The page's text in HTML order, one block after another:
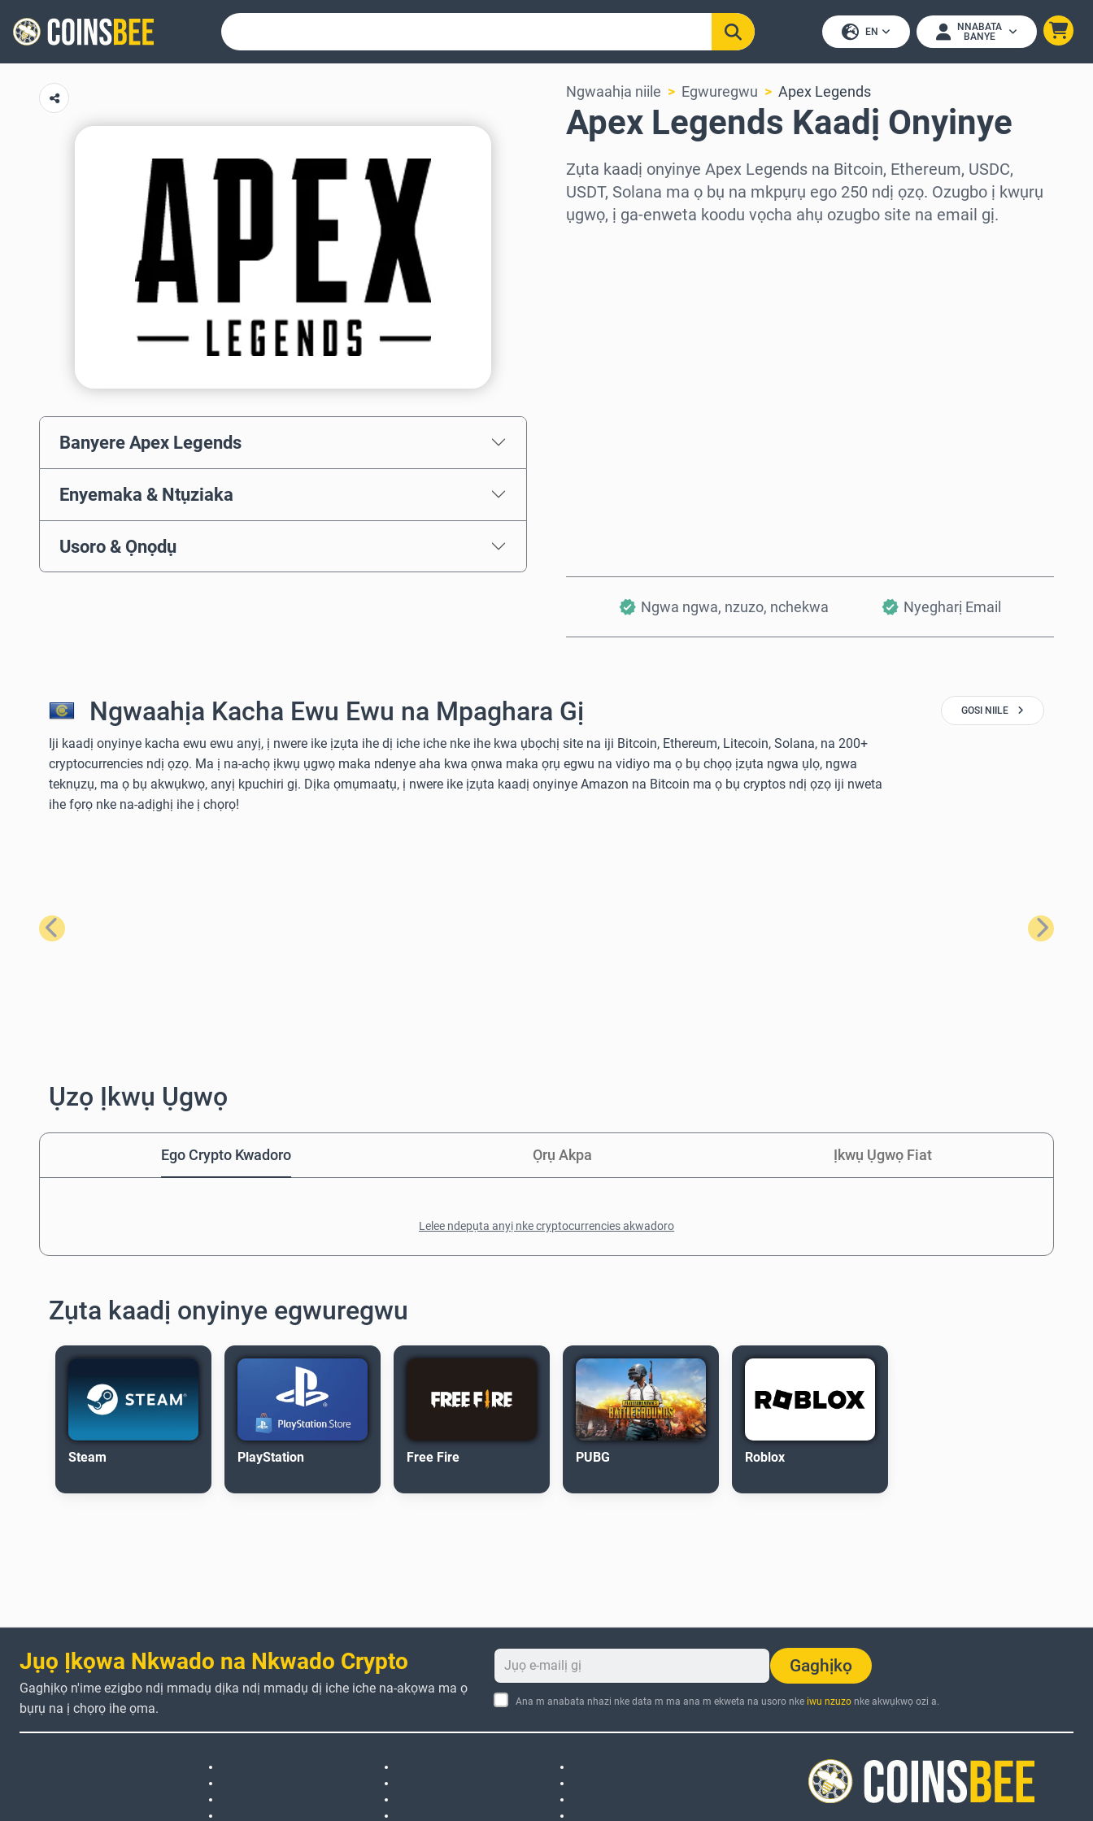
EN
NNABATA
BANYE
Banyere Apex Legends
Enyemaka & Ntụziaka
Usoro & Ọnọdụ
Ngwaahịa niile Egwuregwu Apex Legends
Apex Legends Kaadị Onyinye
Zụta kaadị onyinye Apex Legends na Bitcoin, Ethereum, USDC,
USDT, Solana ma ọ bụ na mkpụrụ ego 250 ndị ọzọ. Ozugbo ị kwụrụ
ụgwọ, ị ga-enweta koodu vọcha ahụ ozugbo site na email gị.
Ngwa ngwa, nzuzo, nchekwa Nyegharị Email
Ngwaahịa Kacha Ewu Ewu na Mpaghara Gị
Iji kaadị onyinye kacha ewu ewu anyị, ị nwere ike ịzụta ihe dị iche iche nke ihe kwa ụbọchị site na iji Bitcoin, Ethereum, Litecoin, Solana, na 200+
cryptocurrencies ndị ọzọ. Ma ị na-achọ ịkwụ ụgwọ maka ndenye aha kwa ọnwa maka ọrụ egwu na vidiyo ma ọ bụ chọọ ịzụta ngwa ụlọ, ngwa
teknụzụ, ma ọ bụ akwụkwọ, anyị kpuchiri gị. Dịka ọmụmaatụ, ị nwere ike ịzụta kaadị onyinye Amazon na Bitcoin ma ọ bụ cryptos ndị ọzọ iji nweta
ihe fọrọ nke na-adịghị ihe ị chọrọ!
GOSI NIILE
Nke gara aga Nke na-
Ụzọ Ịkwụ Ụgwọ
Ego Crypto Kwadoro Ọrụ Akpa Ịkwụ Ụgwọ Fiat
Lelee ndepụta anyị nke cryptocurrencies akwadoro
Zụta kaadị onyinye egwuregwu
Steam PlayStation Free Fire PUBG Roblox
Jụọ Ịkọwa Nkwado na Nkwado Crypto
Gaghịkọ n'ime ezigbo ndị mmadụ dịka ndị mmadụ dị iche iche na-akọwa ma ọ
bụrụ na ị chọrọ ihe ọma.
Gaghịkọ
Ana m anabata nhazi nke data m ma ana m ekweta na usoro nke iwu nzuzonke akwụkwọ ozi a.